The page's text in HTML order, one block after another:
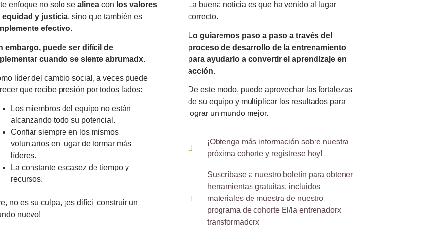
enfoque no solo se alineacon los valores
equidad y justicia, sino que también es
efectivo.
embargo, puede ser difícil de
cuando se siente abrumadx.
líder del cambio social, a veces puede
que recibe presión por todos lados:
Los miembros del equipo no están
alcanzando todo su potencial.
Confiar siempre en los mismos
voluntarios en lugar de formar más
líderes.
La constante escasez de tiempo y
recursos.
no es su culpa, ¡es difícil construir un
nuevo!
La buena noticia es que ha venido al lugar
correcto.
Lo guiaremos paso a paso a través del
proceso de desarrollo de la entrenamiento
para ayudarlo a convertir el aprendizaje en
acción.
De este modo, puede aprovechar las fortalezas
de su equipo y multiplicar los resultados para
lograr un mundo mejor.
¡Obtenga más información sobre nuestra
próxima cohorte y regístrese hoy!
Suscríbase a nuestro boletín para obtener
herramientas gratuitas, incluidos
materiales de muestra de nuestro
programa de cohorte El/la entrenadorx
transformadorx